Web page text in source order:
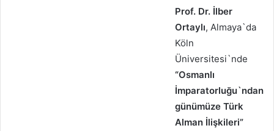
Prof. Dr. İlber
Ortaylı, Almaya`da
Köln
Üniversitesi`nde
“Osmanlı
İmparatorluğu`ndan
günümüze Türk
Alman İlişkileri”